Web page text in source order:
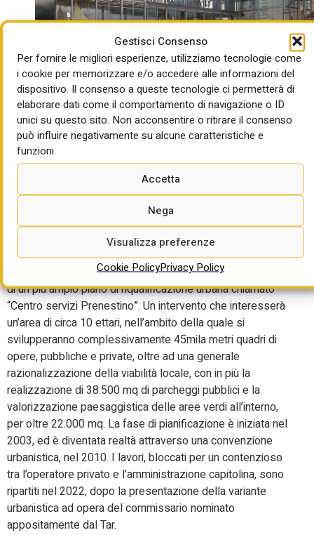
Gestisci Consenso
Per fornire le migliori esperienze, utilizziamo tecnologie come
i cookie per memorizzare e/o accedere alle informazioni del
dispositivo. Il consenso a queste tecnologie ci permetterà di
elaborare dati come il comportamento di navigazione o ID
unici su questo sito. Non acconsentire o ritirare il consenso
può influire negativamente su alcune caratteristiche e
funzioni.
Accetta
Nega
Visualizza preferenze
Cookie PolicyPrivacy Policy
Credits: Giacomo Tampelli
Il progetto, improntato anche alla sostenibilità, si integra
nel quartiere anche attraverso una piazza eventi, con
l’obiettivo quindi di offrire uno spazio dove tutti possano
entrare, partecipare e contribuire a costruire la vita culturale
del centro. Alla luce dell’importanza dei numerosi beni
archeologici rinvenuti durante gli scavi, è prevista anche la
realizzazione di uno spazio espositivo ad hoc all’interno
del foyer del nuovo edificio pubblico.
Il progetto della sala prove del Teatro dell’Opera fa parte
di un più ampio piano di riqualificazione urbana chiamato
“Centro servizi Prenestino”. Un intervento che interesserà
un’area di circa 10 ettari, nell’ambito della quale si
svilupperanno complessivamente 45mila metri quadri di
opere, pubbliche e private, oltre ad una generale
razionalizzazione della viabilità locale, con in più la
realizzazione di 38.500 mq di parcheggi pubblici e la
valorizzazione paesaggistica delle aree verdi all’interno,
per oltre 22.000 mq. La fase di pianificazione è iniziata nel
2003, ed è diventata realtà attraverso una convenzione
urbanistica, nel 2010. I lavori, bloccati per un contenzioso
tra l’operatore privato e l’amministrazione capitolina, sono
ripartiti nel 2022, dopo la presentazione della variante
urbanistica ad opera del commissario nominato
appositamente dal Tar.